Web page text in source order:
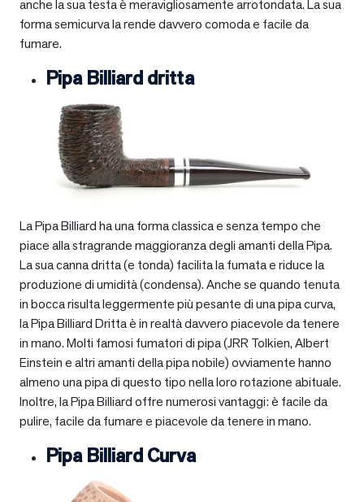
anche la sua testa è meravigliosamente arrotondata. La sua
forma semicurva la rende davvero comoda e facile da
fumare.
Pipa Billiard dritta
La Pipa Billiard ha una forma classica e senza tempo che
piace alla stragrande maggioranza degli amanti della Pipa.
La sua canna dritta (e tonda) facilita la fumata e riduce la
produzione di umidità (condensa). Anche se quando tenuta
in bocca risulta leggermente più pesante di una pipa curva,
la Pipa Billiard Dritta è in realtà davvero piacevole da tenere
in mano. Molti famosi fumatori di pipa (JRR Tolkien, Albert
Einstein e altri amanti della pipa nobile) ovviamente hanno
almeno una pipa di questo tipo nella loro rotazione abituale.
Inoltre, la Pipa Billiard offre numerosi vantaggi: è facile da
pulire, facile da fumare e piacevole da tenere in mano.
Pipa Billiard Curva